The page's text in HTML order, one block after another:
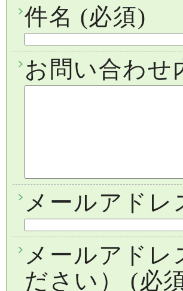
件名 (必須)
お問い合わせ
メールアドレ
メールアド
ださい）
(必